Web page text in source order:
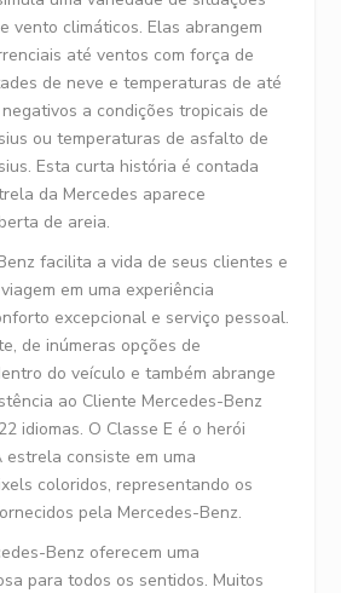
vento climáticos. Elas abrangem
até ventos com força de
de neve e temperaturas de até
a condições tropicais de
ou temperaturas de asfalto de
Esta curta história é contada
da Mercedes aparece
de areia.
facilita a vida de seus clientes e
em uma experiência
excepcional e serviço pessoal.
de inúmeras opções de
do veículo e também abrange
ao Cliente Mercedes-Benz
idiomas. O Classe E é o herói
estrela consiste em uma
coloridos, representando os
pela Mercedes-Benz.
Benz oferecem uma
para todos os sentidos. Muitos